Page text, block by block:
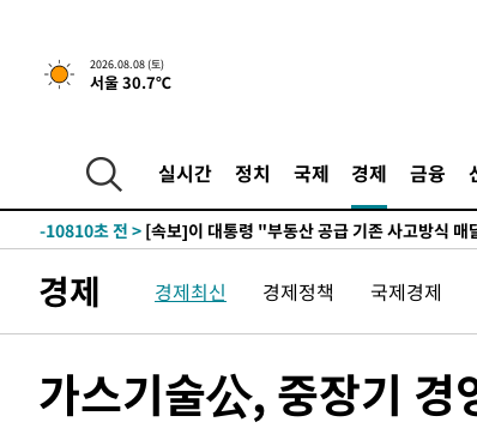
2026.08.08 (토)
서울 30.7℃
실시간 정치 국제 경제 금융
3시간 전 >[속보]규제합리화위원회 부위원장에 김태유 서울대
-15499초 전 >
미 사업체 일자리, 7월에 2.3만개 순감하고 그
하향수정 (2보)
-14947초 전 >
↓
-10810초 전 > [속보]이 대통령 "부동산 공급 기존 사고방식 매
드는 임시"
-1463초 전 >
"낮 기온 소폭 하락"…수도권 폭염중대경보, 폭
-1427초 전 >[속보]이 대통령, '호우피해' 안동·의성 관할 4개
갈 수도
10분 전 >낮 최고 37도 찜통더위…곳곳 소나기·강원 많은 비[
경제 경제최신 경제정책 국제경제
가스기술公, 중장기 경